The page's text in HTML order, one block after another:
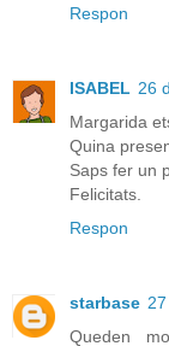
Respon
ISABEL 26
Margarida
Quina
Saps fer un
Felicitats.
Respon
starbase
Queden